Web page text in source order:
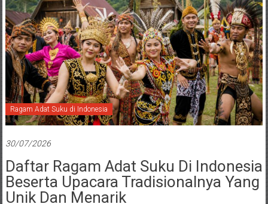
Ragam Adat Suku di Indonesia
30/07/2026
Daftar Ragam Adat Suku Di Indonesia
Beserta Upacara Tradisionalnya Yang
Unik Dan Menarik